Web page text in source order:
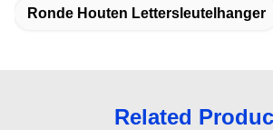
Ronde Houten Lettersleutelhanger
Related